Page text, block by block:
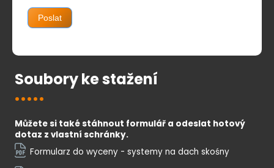
Poslat
Soubory ke stažení
Můžete si také stáhnout formulář a odeslat hotový
dotaz z vlastní schránky.
Formularz do wyceny - systemy na dach skośny